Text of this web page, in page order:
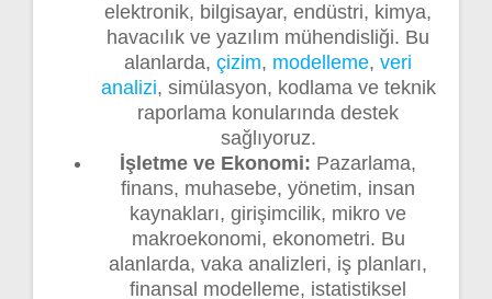
elektronik, bilgisayar, endüstri, kimya,
havacılık ve yazılım mühendisliği. Bu
alanlarda, çizim, modelleme, veri
analizi, simülasyon, kodlama ve teknik
raporlama konularında destek
sağlıyoruz.
İşletme ve Ekonomi: Pazarlama,
finans, muhasebe, yönetim, insan
kaynakları, girişimcilik, mikro ve
makroekonomi, ekonometri. Bu
alanlarda, vaka analizleri, iş planları,
finansal modelleme, istatistiksel